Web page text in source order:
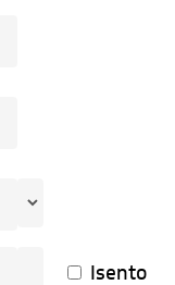
Isento